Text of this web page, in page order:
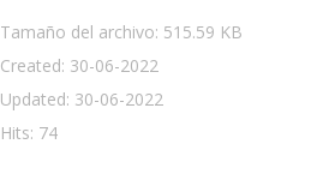
Tamaño del archivo: 515.59 KB
Created: 30-06-2022
Updated: 30-06-2022
Hits: 74